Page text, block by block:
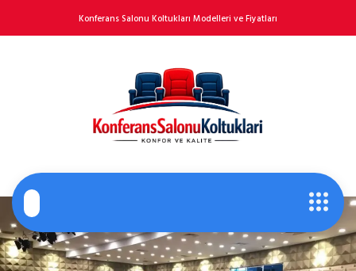
Konferans Salonu Koltukları Modelleri ve Fiyatları